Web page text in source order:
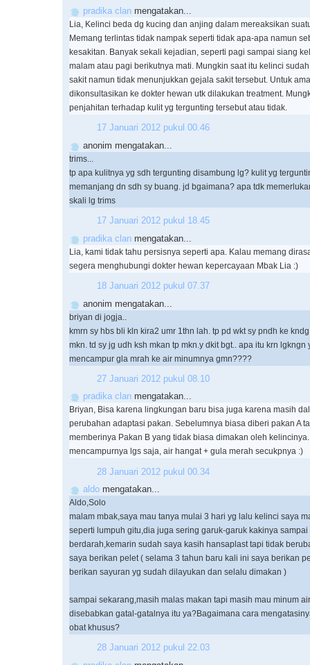
pradika clan mengatakan...
Lia, Kelinci beda dg kucing dan anjing dalam mereaksikan
Memang terlintas tidak nampak seperti tidak apa-apa namun
kesakitan. Banyak sekali kejadian, seperti pagi sampai siang
malam atau pagi berikutnya mati. Mungkin saat itu kelinci
sakit namun tidak menunjukkan gejala sakit tersebut. Untuk
dikonsultasikan ke dokter hewan utk dilakukan treatment.
penjahitan terhadap kulit yg tergunting tersebut atau tidak.
17 Januari 2012 pukul 00.46
anonim mengatakan...
trims...
tp apa kulitnya yg sdh tergunting disambung lg? kulit yg
memanjang dn sdh sy buang. jd bgaimana? apa tdk
skali lg trims
17 Januari 2012 pukul 18.45
pradika clan mengatakan...
Lia, kami tidak tahu persisnya seperti apa. Kalau memang
segera menghubungi dokter hewan kepercayaan Mbak Lia :)
18 Januari 2012 pukul 07.37
anonim mengatakan...
briyan di jogja..
kmrn sy hbs bli kln kira2 umr 1thn lah. tp pd wkt sy pndh ke
mkn. td sy jg udh ksh mkan tp mkn.y dkit bgt.. apa itu krn lgkngn
mencampur gla mrah ke air minumnya gmn????
27 Januari 2012 pukul 08.10
pradika clan mengatakan...
Briyan, Bisa karena lingkungan baru bisa juga karena masih
perubahan adaptasi pakan. Sebelumnya biasa diberi pakan A
memberinya Pakan B yang tidak biasa dimakan oleh
mencampurnya lgs saja, air hangat + gula merah secukpnya :)
28 Januari 2012 pukul 00.34
aldo mengatakan...
Aldo,Solo
malam mbak,saya mau tanya mulai 3 hari yg lalu kelinci saya
seperti lumpuh gitu,dia juga sering garuk-garuk kakinya sampai
berdarah,kemarin sudah saya kasih hansaplast tapi tidak
saya berikan pelet ( selama 3 tahun baru kali ini saya berikan
berikan sayuran yg sudah dilayukan dan selalu dimakan )
sampai sekarang,masih malas makan tapi masih mau minum
disebabkan gatal-gatalnya itu ya?Bagaimana cara
obat khusus?
28 Januari 2012 pukul 22.03